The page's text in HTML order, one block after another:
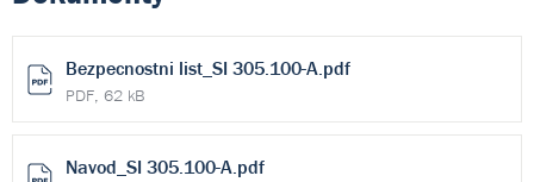
Bezpecnostni list_SI 305.100-A.pdf
PDF, 62 kB
Navod_SI 305.100-A.pdf